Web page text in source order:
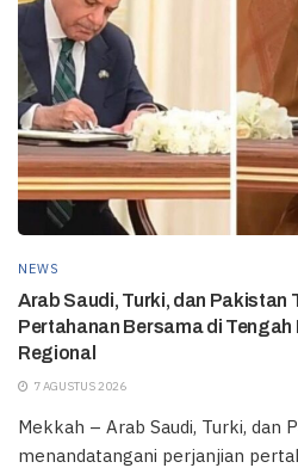
NEWS
Arab Saudi, Turki, dan Pakistan
Pertahanan Bersama di Tengah
Regional
7 AGUSTUS 2026
Mekkah – Arab Saudi, Turki, dan
menandatangani perjanjian